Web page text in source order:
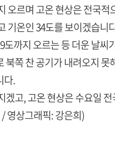
오르며 고온 현상은 전국
기온인 34도를 보이겠습니
까지 오르는 등 더운 날씨
쪽 찬 공기가 내려오지
다.
고, 고온 현상은 수요일
영상그래픽: 강은희)